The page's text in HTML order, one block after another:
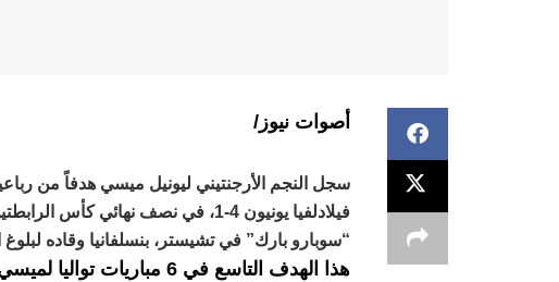
أصوات نيوز/
سجل النجم الأرجنتيني ليونيل ميسي هدفاً من
فيلادلفيا يونيون 4-1، في نصف نهائي
“سوبارو بارك” في تشيستر، بنسلفانيا وقاده لبلوغ
هذا الهدف التاسع في 6